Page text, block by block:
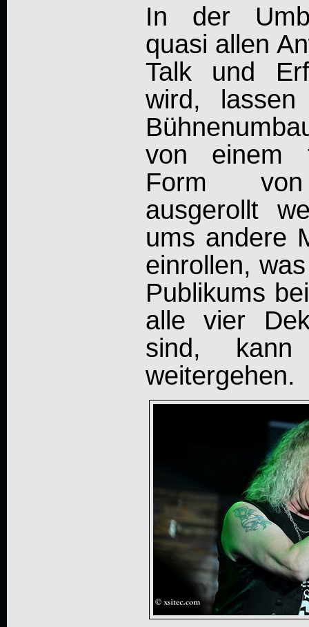
In der
quasi allen
Talk und
wird,
von einem
Form von
ausgerollt
ums andere
einrollen,
Publikums
alle vier
sind,
weitergehen.